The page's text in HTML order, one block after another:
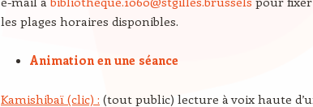
les plages horaires disponibles.
Animation en une séance
Kamishibaï (clic) : (tout public) lecture à voix haute